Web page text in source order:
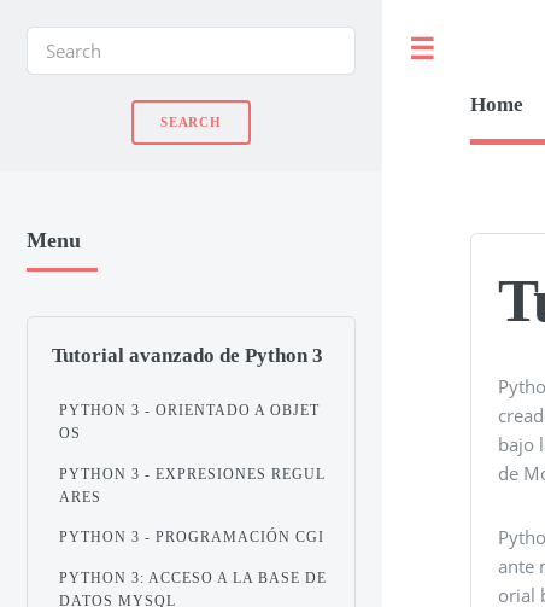
Home
bajo
de
ante
orial
Menu
Tutorial avanzado de Python 3
PYTHON 3 - ORIENTADO A OBJET
OS
PYTHON 3 - EXPRESIONES REGUL
ARES
PYTHON 3 - PROGRAMACIÓN CGI
PYTHON 3: ACCESO A LA BASE DE
DATOS MYSQL